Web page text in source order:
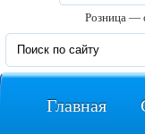
Розница —
Главная